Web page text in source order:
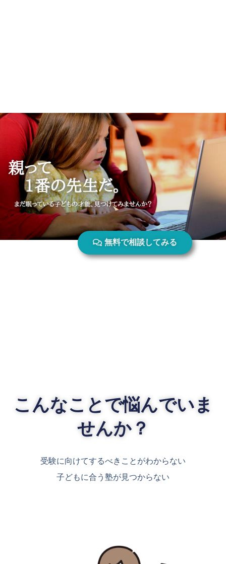
無料で相談してみる
こんなことで悩んでいま
せんか？
受験に向けてするべきことがわからない
子どもに合う塾が見つからない